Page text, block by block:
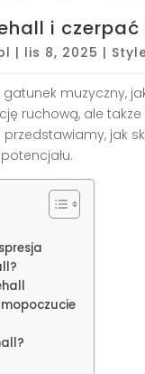
i
| lis 8, 2025 |
muzyczny,
ruchową, ale także
przedstawiamy, jak